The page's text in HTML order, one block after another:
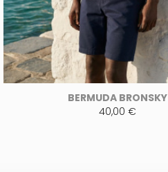
BERMUDA BRONSKY
40,00 €